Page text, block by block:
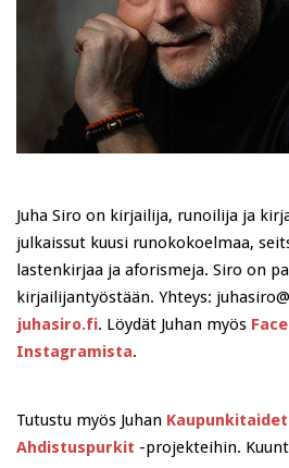
Juha Siro on kirjailija, runoilija ja
julkaissut kuusi runokokoelmaa,
lastenkirjaa ja aforismeja. Siro on
kirjailijantyöstään. Yhteys:
juhasiro.fi. Löydät Juhan myös
Instagramista.
Tutustu myös Juhan
Ahdistuspurkit -projekteihin.